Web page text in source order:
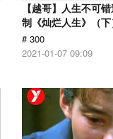
【越哥】人生不可
制《灿烂人生》（下
# 300
2021-01-07 09:09